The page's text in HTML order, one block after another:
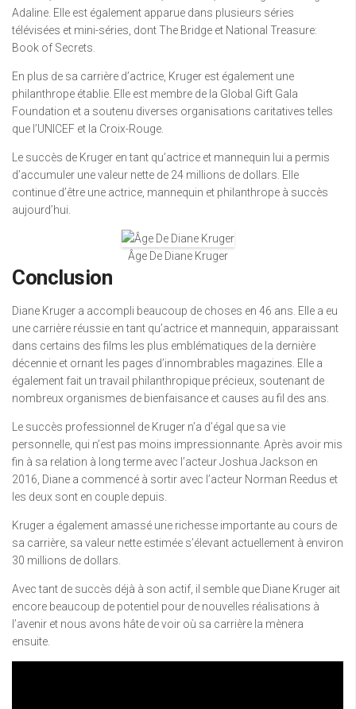
Adaline. Elle est également apparue dans plusieurs séries
télévisées et mini-séries, dont The Bridge et National Treasure:
Book of Secrets.
En plus de sa carrière d’actrice, Kruger est également une
philanthrope établie. Elle est membre de la Global Gift Gala
Foundation et a soutenu diverses organisations caritatives telles
que l’UNICEF et la Croix-Rouge.
Le succès de Kruger en tant qu’actrice et mannequin lui a permis
d’accumuler une valeur nette de 24 millions de dollars. Elle
continue d’être une actrice, mannequin et philanthrope à succès
aujourd’hui.
Âge De Diane Kruger
Conclusion
Diane Kruger a accompli beaucoup de choses en 46 ans. Elle a eu
une carrière réussie en tant qu’actrice et mannequin, apparaissant
dans certains des films les plus emblématiques de la dernière
décennie et ornant les pages d’innombrables magazines. Elle a
également fait un travail philanthropique précieux, soutenant de
nombreux organismes de bienfaisance et causes au fil des ans.
Le succès professionnel de Kruger n’a d’égal que sa vie
personnelle, qui n’est pas moins impressionnante. Après avoir mis
fin à sa relation à long terme avec l’acteur Joshua Jackson en
2016, Diane a commencé à sortir avec l’acteur Norman Reedus et
les deux sont en couple depuis.
Kruger a également amassé une richesse importante au cours de
sa carrière, sa valeur nette estimée s’élevant actuellement à environ
30 millions de dollars.
Avec tant de succès déjà à son actif, il semble que Diane Kruger ait
encore beaucoup de potentiel pour de nouvelles réalisations à
l’avenir et nous avons hâte de voir où sa carrière la mènera
ensuite.